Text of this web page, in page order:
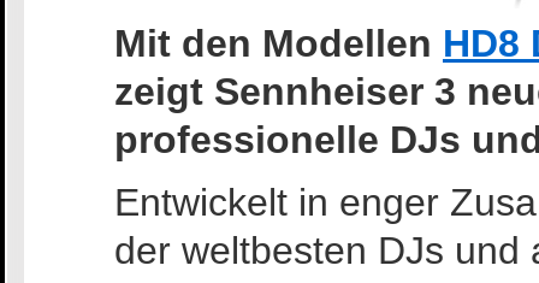
Mit den Modellen HD8
zeigt Sennheiser 3
professionelle DJs
Entwickelt in enger
der weltbesten DJs und